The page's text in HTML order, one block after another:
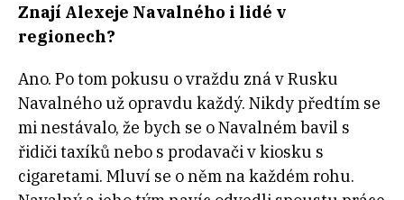
Znají Alexeje Navalného i lidé v
regionech?
Ano. Po tom pokusu o vraždu zná v Rusku
Navalného už opravdu každý. Nikdy předtím se
mi nestávalo, že bych se o Navalném bavil s
řidiči taxíků nebo s prodavači v kiosku s
cigaretami. Mluví se o něm na každém rohu.